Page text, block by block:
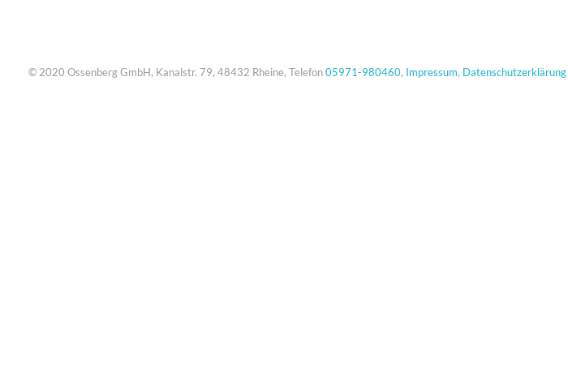
© 2020 Ossenberg GmbH, Kanalstr. 79, 48432 Rheine, Telefon05971-980460, Impressum, Datenschutzerklärung